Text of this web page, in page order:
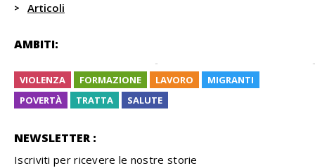
Articoli
AMBITI:
VIOLENZA FORMAZIONE LAVORO
MIGRANTI
POVERTÀ
TRATTA SALUTE
NEWSLETTER :
Iscriviti per ricevere le nostre storie